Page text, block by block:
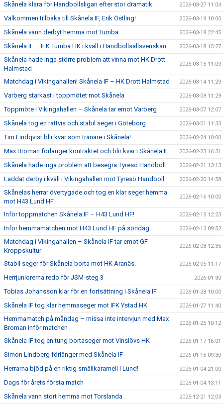
Skånela klara för Handbollsligan efter stor dramatik 2026-03-27 11:04
Välkommen tillbaka till Skånela IF, Erik Östling! 2026-03-19 10:00
Skånela vann derbyt hemma mot Tumba 2026-03-18 22:45
Skånela IF – IFK Tumba HK i kväll i Handbollsallsvenskan 2026-03-18 15:27
Skånela hade inga större problem att vinna mot HK Drott
Halmstad
2026-03-15 11:09
Matchdag i Vikingahallen! Skånela IF – HK Drott Halmstad 2026-03-14 11:29
Varberg starkast i toppmötet mot Skånela 2026-03-08 11:29
Toppmöte i Vikingahallen – Skånela tar emot Varberg 2026-03-07 12:07
Skånela tog en rättvis och stabil seger i Göteborg 2026-03-01 11:33
Tim Lindqvist blir kvar som tränare i Skånela! 2026-02-24 10:00
Max Broman förlänger kontraktet och blir kvar i Skånela IF 2026-02-23 16:31
Skånela hade inga problem att besegra Tyresö Handboll 2026-02-21 13:13
Laddat derby i kväll i Vikingahallen mot Tyresö Handboll 2026-02-20 14:58
Skånelas herrar övertygade och tog en klar seger hemma
mot H43 Lund HF.
2026-02-16 10:00
Inför toppmatchen Skånela IF – H43 Lund HF! 2026-02-15 12:23
Inför hemmamatchen mot H43 Lund HF på söndag 2026-02-13 09:52
Matchdag i Vikingahallen – Skånela IF tar emot GF
Kroppskultur
2026-02-08 12:35
Stabil seger för Skånela borta mot HK Aranäs. 2026-02-05 11:17
Herrjuniorerna redo för JSM-steg 3 2026-01-30
Tobias Johansson klar för en fortsättning i Skånela IF 2026-01-28 10:00
Skånela IF tog klar hemmaseger mot IFK Ystad HK 2026-01-27 11:40
Hemmamatch på måndag – missa inte intervjun med Max
Broman inför matchen
2026-01-25 10:12
Skånela IF tog en tung bortaseger mot Vinslövs HK 2026-01-17 16:01
Simon Lindberg förlänger med Skånela IF 2026-01-15 09:30
Herrarna bjöd på en riktig smällkaramell i Lund! 2026-01-04 21:00
Dags för årets första match 2026-01-04 13:11
Skånela vann stort hemma mot Torslanda 2025-12-21 12:03